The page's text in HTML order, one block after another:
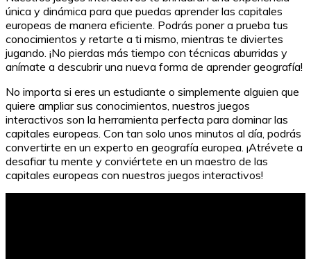
única y dinámica para que puedas aprender las capitales
europeas de manera eficiente. Podrás poner a prueba tus
conocimientos y retarte a ti mismo, mientras te diviertes
jugando. ¡No pierdas más tiempo con técnicas aburridas y
anímate a descubrir una nueva forma de aprender geografía!
No importa si eres un estudiante o simplemente alguien que
quiere ampliar sus conocimientos, nuestros juegos
interactivos son la herramienta perfecta para dominar las
capitales europeas. Con tan solo unos minutos al día, podrás
convertirte en un experto en geografía europea. ¡Atrévete a
desafiar tu mente y conviértete en un maestro de las
capitales europeas con nuestros juegos interactivos!